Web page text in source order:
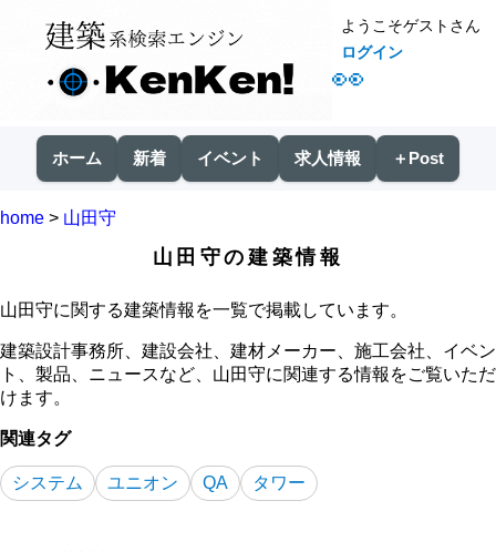
👀
ようこそゲストさん
ログイン
ホーム 新着 イベント 求人情報 ＋Post
home > 山田守
山田守の建築情報
山田守に関する建築情報を一覧で掲載しています。
建築設計事務所、建設会社、建材メーカー、施工会社、イベン
ト、製品、ニュースなど、山田守に関連する情報をご覧いただ
けます。
関連タグ
システム ユニオン QA タワー